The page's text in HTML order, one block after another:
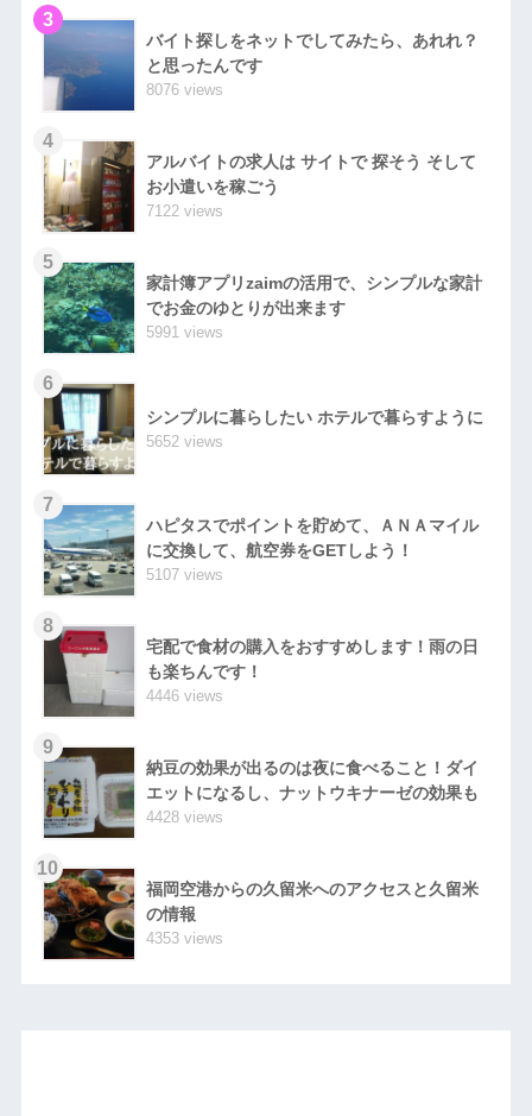
3
バイト探しをネットでしてみたら、あれれ？
と思ったんです
8076 views
4
アルバイトの求人は サイトで 探そう そして
お小遣いを稼ごう
7122 views
5
家計簿アプリzaimの活用で、シンプルな家計
でお金のゆとりが出来ます
5991 views
6
シンプルに暮らしたい ホテルで暮らすように
5652 views
7
ハピタスでポイントを貯めて、ＡＮＡマイル
に交換して、航空券をGETしよう！
5107 views
8
宅配で食材の購入をおすすめします！雨の日
も楽ちんです！
4446 views
9
納豆の効果が出るのは夜に食べること！ダイ
エットになるし、ナットウキナーゼの効果も
4428 views
10
福岡空港からの久留米へのアクセスと久留米
の情報
4353 views